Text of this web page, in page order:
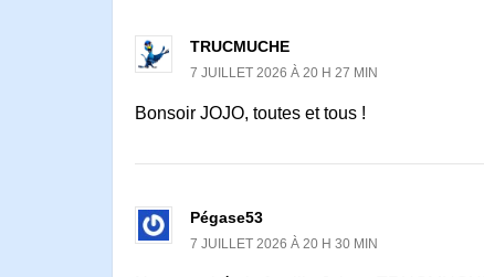
TRUCMUCHE
7 JUILLET 2026 À 20 H 27 MIN
Bonsoir JOJO, toutes et tous !
Pégase53
7 JUILLET 2026 À 20 H 30 MIN